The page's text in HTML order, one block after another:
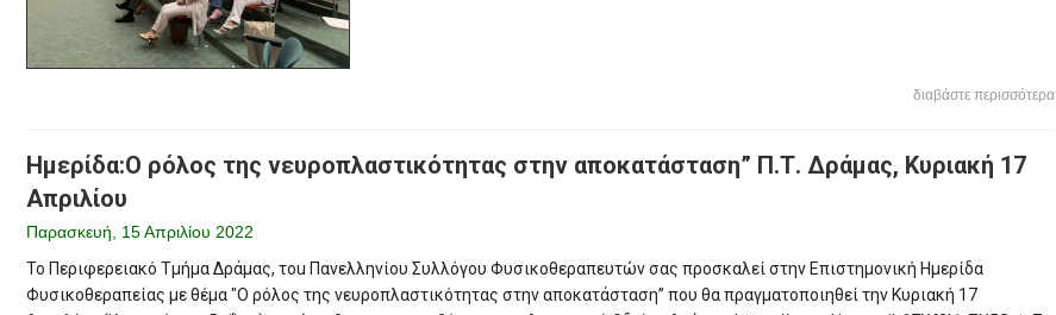
διαβάστε περισσότερα
Ημερίδα:Ο ρόλος της νευροπλαστικότητας στην αποκατάσταση” Π.Τ. Δράμας, Κυριακή 17
Απριλίου
Παρασκευή, 15 Απριλίου 2022
Το Περιφερειακό Τμήμα Δράμας, τou Πανελληνίου Συλλόγου Φυσικοθεραπευτών σας προσκαλεί στην Επιστημονική Ημερίδα
Φυσικοθεραπείας με θέμα "Ο ρόλος της νευροπλαστικότητας στην αποκατάσταση” που θα πραγματοποιηθεί την Κυριακή 17